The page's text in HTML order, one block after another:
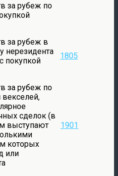
за рубеж по
за рубеж в
нерезидента
покупкой
1805
за рубеж по
сделок (в
выступают
которых
или
1901